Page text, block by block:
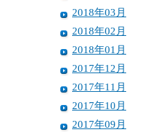
2018年03月
2018年02月
2018年01月
2017年12月
2017年11月
2017年10月
2017年09月